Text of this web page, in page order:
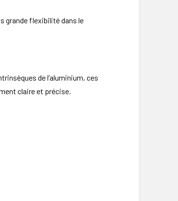
grande flexibilité dans le
de l’aluminium, ces
claire et précise.